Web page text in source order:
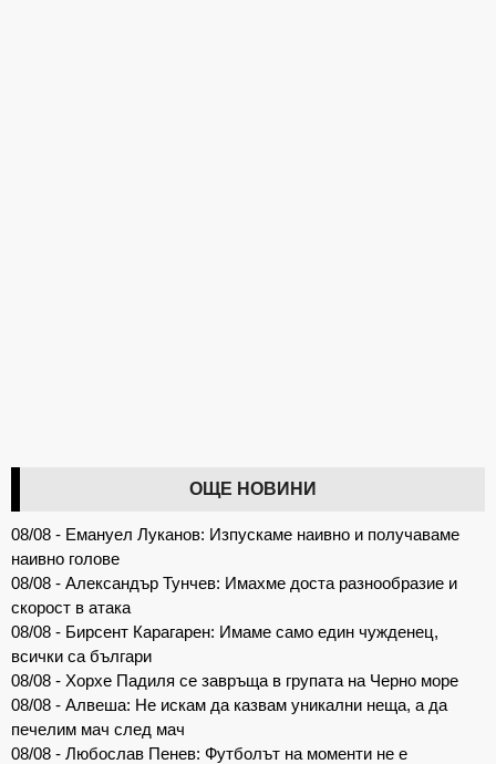
ОЩЕ НОВИНИ
08/08 - Емануел Луканов: Изпускаме наивно и получаваме
наивно голове
08/08 - Александър Тунчев: Имахме доста разнообразие и
скорост в атака
08/08 - Бирсент Карагарен: Имаме само един чужденец,
всички са българи
08/08 - Хорхе Падиля се завръща в групата на Черно море
08/08 - Алвеша: Не искам да казвам уникални неща, а да
печелим мач след мач
08/08 - Любослав Пенев: Футболът на моменти не е